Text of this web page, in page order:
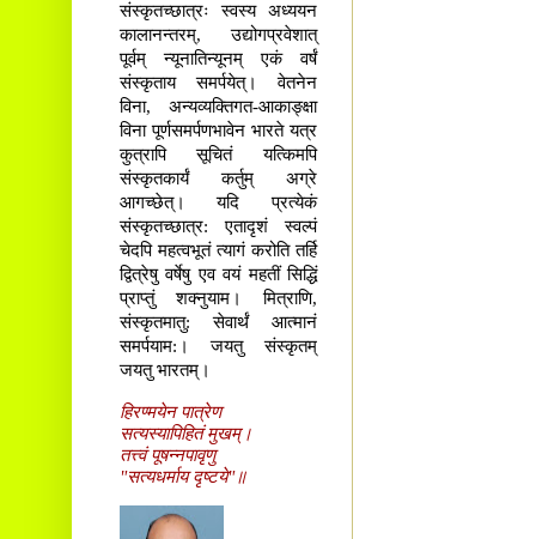
संस्कृतच्छात्रः स्वस्य अध्ययन
कालानन्तरम्, उद्योगप्रवेशात्
पूर्वम् न्यूनातिन्यूनम् एकं वर्षं
संस्कृताय समर्पयेत्। वेतनेन
विना, अन्यव्यक्तिगत-आकाङ्क्षा
विना पूर्णसमर्पणभावेन भारते यत्र
कुत्रापि सूचितं यत्किमपि
संस्कृतकार्यं कर्तुम् अग्रे
आगच्छेत्। यदि प्रत्येकं
संस्कृतच्छात्र: एतादृशं स्वल्पं
चेदपि महत्वभूतं त्यागं करोति तर्हि
द्वित्रेषु वर्षेषु एव वयं महतीं सिद्धिं
प्राप्तुं शक्नुयाम। मित्राणि,
संस्कृतमातु: सेवार्थं आत्मानं
समर्पयाम:। जयतु संस्कृतम्
जयतु भारतम्।
हिरण्मयेन पात्रेण
सत्यस्यापिहितं मुखम्।
तत्त्वं पूषन्नपावृणु
"सत्यधर्माय दृष्टये"॥